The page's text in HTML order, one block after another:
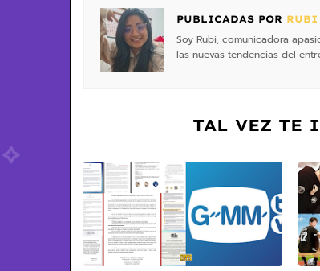
PUBLICADAS POR RUBI
Soy Rubi, comunicadora
las nuevas tendencias del
TAL VEZ TE